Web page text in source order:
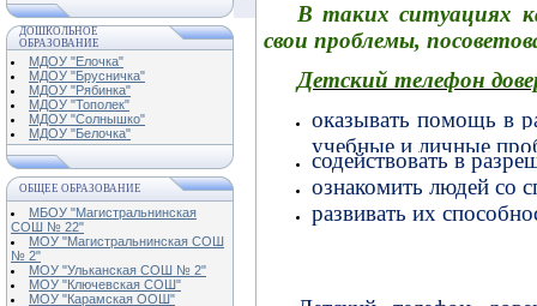
ДОШКОЛЬНОЕ
ОБРАЗОВАНИЕ
МДОУ "Елочка"
МДОУ "Брусничка"
МДОУ "Рябинка"
МДОУ "Тополек"
МДОУ "Солнышко"
МДОУ "Белочка"
ОБЩЕЕ ОБРАЗОВАНИЕ
МБОУ "Магистральнинская
СОШ № 22"
МОУ "Магистральнинская СОШ
№ 2"
МОУ "Ульканская СОШ № 2"
МОУ "Ключевская СОШ"
МОУ "Карамская ООШ"
В таких ситуациях
свои проблемы,
Детский телефон
оказывать помощь в
учебные и личные
содействовать в
ознакомить людей со
развивать их